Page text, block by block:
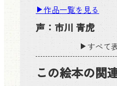
作品一覧を見る
声： 市川 青虎
すべて
この絵本の関